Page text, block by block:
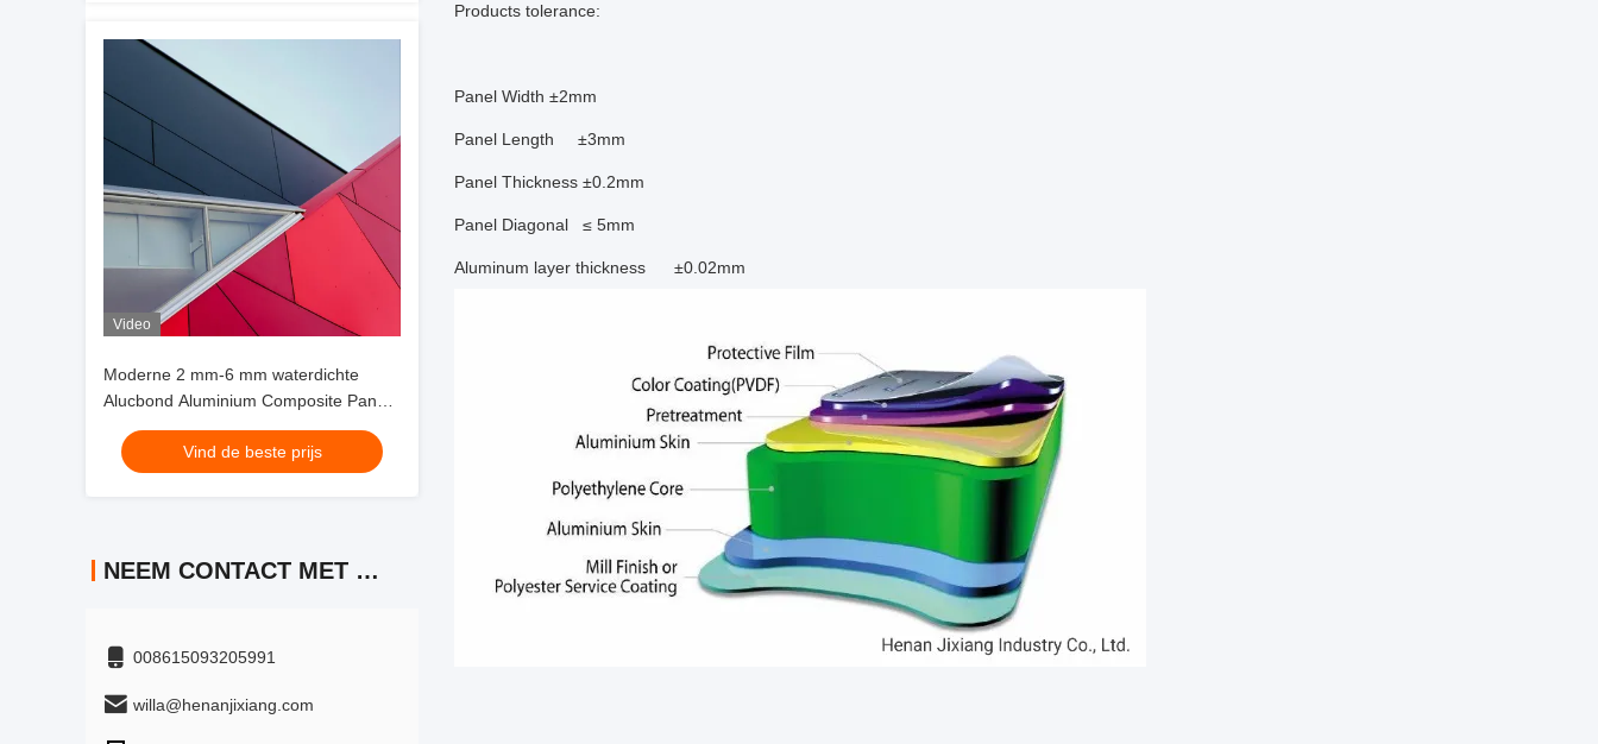
Video
Moderne 2 mm-6 mm waterdichte
Alucbond Aluminium Composite Panel
voor gordijnwand
Vind de beste prijs
NEEM CONTACT MET ONS OP
008615093205991
willa@henanjixiang.com
Products tolerance:
Panel Width ±2mm
Panel Length ±3mm
Panel Thickness ±0.2mm
Panel Diagonal ≤ 5mm
Aluminum layer thickness ±0.02mm